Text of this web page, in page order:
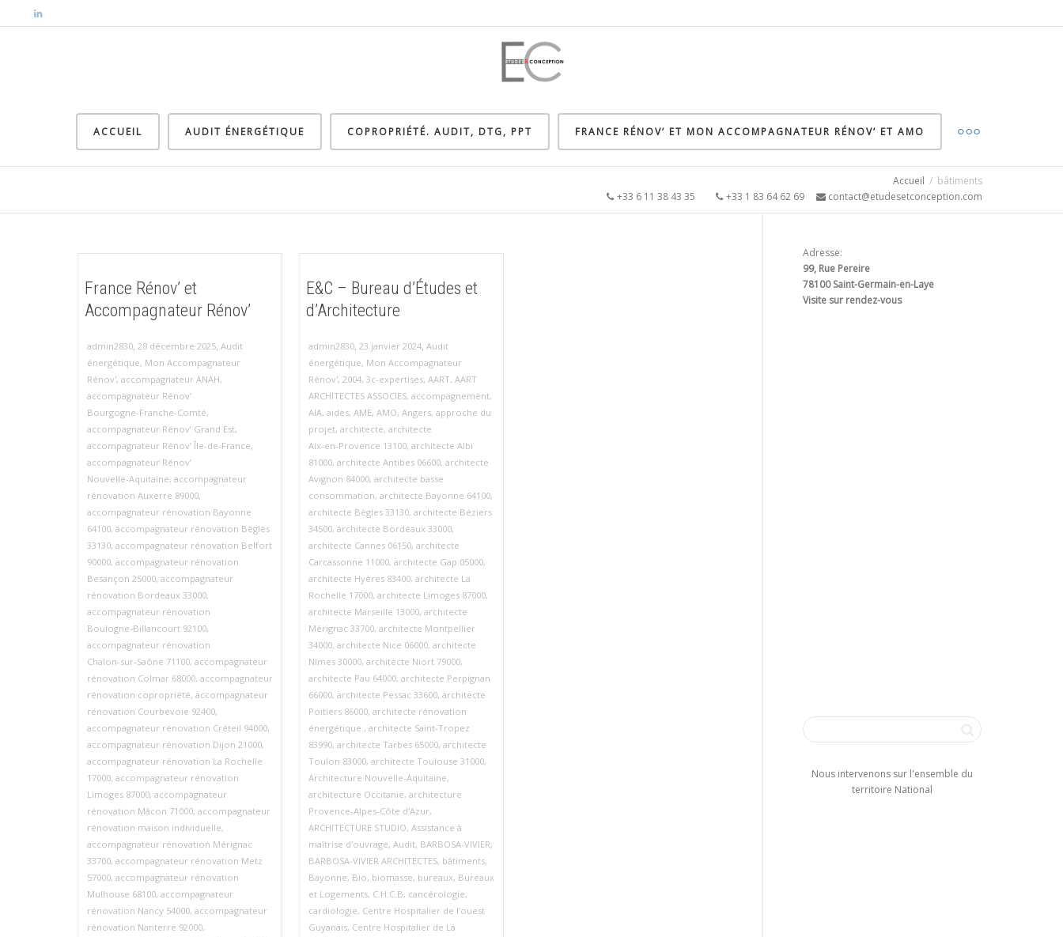
ACCUEIL AUDIT ÉNERGÉTIQUE COPROPRIÉTÉ. AUDIT, DTG, PPT FRANCE RÉNOV’ ET MON ACCOMPAGNATEUR RÉNOV’ ET AMO
Accueil
bâtiments
+33 6 11 38 43 35
+33 1 83 64 62 69 contact@etudesetconception.com
France Rénov’ et
Accompagnateur Rénov’
admin2830, 28 décembre 2025, Audit
énergétique, Mon Accompagnateur
Rénov', accompagnateur ANAH,
accompagnateur Rénov’
Bourgogne‑Franche‑Comté,
accompagnateur Rénov’ Grand Est,
accompagnateur Rénov’ Île‑de‑France,
accompagnateur Rénov’
Nouvelle‑Aquitaine, accompagnateur
rénovation Auxerre 89000,
accompagnateur rénovation Bayonne
64100, accompagnateur rénovation Bègles
33130, accompagnateur rénovation Belfort
90000, accompagnateur rénovation
Besançon 25000, accompagnateur
rénovation Bordeaux 33000,
accompagnateur rénovation
Boulogne‑Billancourt 92100,
accompagnateur rénovation
Chalon‑sur‑Saône 71100, accompagnateur
rénovation Colmar 68000, accompagnateur
rénovation copropriété, accompagnateur
rénovation Courbevoie 92400,
accompagnateur rénovation Créteil 94000,
accompagnateur rénovation Dijon 21000,
accompagnateur rénovation La Rochelle
17000, accompagnateur rénovation
Limoges 87000, accompagnateur
rénovation Mâcon 71000, accompagnateur
rénovation maison individuelle,
accompagnateur rénovation Mérignac
33700, accompagnateur rénovation Metz
57000, accompagnateur rénovation
Mulhouse 68100, accompagnateur
rénovation Nancy 54000, accompagnateur
rénovation Nanterre 92000,
E&C – Bureau d’Études et
d’Architecture
admin2830, 23 janvier 2024, Audit
énergétique, Mon Accompagnateur
Rénov', 2004, 3c-expertises, AART, AART
ARCHITECTES ASSOCIES, accompagnement,
AIA, aides, AME, AMO, Angers, approche du
projet, architecte, architecte
Aix‑en‑Provence 13100, architecte Albi
81000, architecte Antibes 06600, architecte
Avignon 84000, architecte basse
consommation, architecte Bayonne 64100,
architecte Bègles 33130, architecte Béziers
34500, architecte Bordeaux 33000,
architecte Cannes 06150, architecte
Carcassonne 11000, architecte Gap 05000,
architecte Hyères 83400, architecte La
Rochelle 17000, architecte Limoges 87000,
architecte Marseille 13000, architecte
Mérignac 33700, architecte Montpellier
34000, architecte Nice 06000, architecte
Nîmes 30000, architecte Niort 79000,
architecte Pau 64000, architecte Perpignan
66000, architecte Pessac 33600, architecte
Poitiers 86000, architecte rénovation
énergétique., architecte Saint‑Tropez
83990, architecte Tarbes 65000, architecte
Toulon 83000, architecte Toulouse 31000,
Architecture Nouvelle‑Aquitaine,
architecture Occitanie, architecture
Provence‑Alpes‑Côte d’Azur,
ARCHITECTURE STUDIO, Assistance à
maîtrise d'ouvrage, Audit, BARBOSA-VIVIER,
BARBOSA-VIVIER ARCHITECTES, bâtiments,
Bayonne, Bio, biomasse, bureaux, Bureaux
et Logements, C.H.C.B, cancérologie,
cardiologie, Centre Hospitalier de l’ouest
Guyanais, Centre Hospitalier de La
Adresse:
99, Rue Pereire
78100 Saint-Germain-en-Laye
Visite sur rendez-vous
Nous intervenons sur l'ensemble du
territoire National